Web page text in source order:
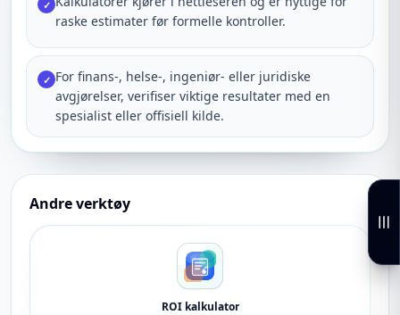
✓
raske estimater før formelle kontroller.
✓ For finans-, helse-, ingeniør- eller juridiske
avgjørelser, verifiser viktige resultater med en
spesialist eller offisiell kilde.
Andre verktøy
ROI kalkulator